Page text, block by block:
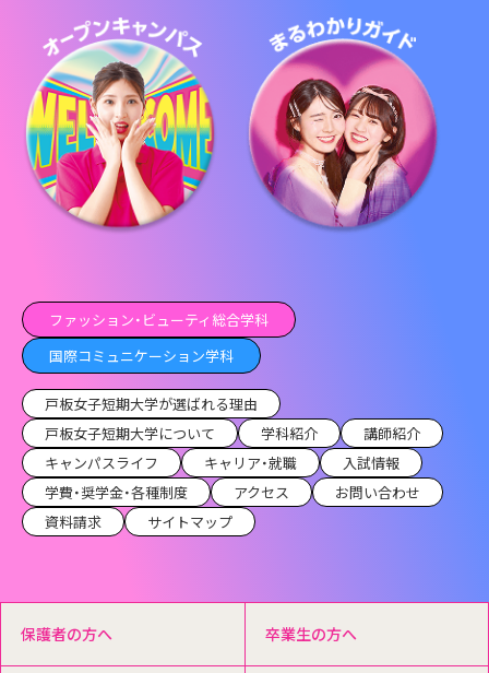
ファッション・ビューティ総合学科
国際コミュニケーション学科
戸板女子短期大学が選ばれる理由
戸板女子短期大学について
学科紹介
講師紹介
キャンパスライフ
キャリア・就職
入試情報
学費・奨学金・各種制度
アクセス
お問い合わせ
資料請求
サイトマップ
保護者の方へ 卒業生の方へ